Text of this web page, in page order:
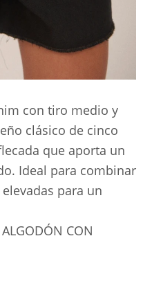
con tiro medio y
clásico de cinco
que aporta un
Ideal para combinar
para un
CON